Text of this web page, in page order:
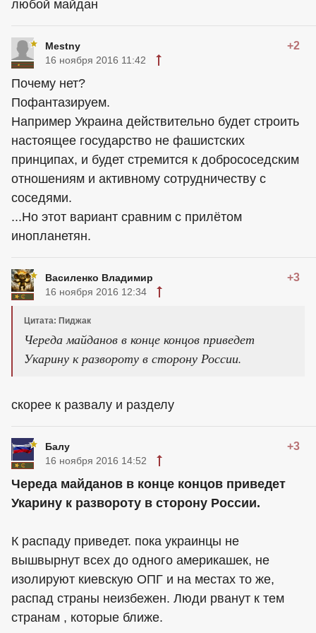
любой майдан
Mestny +2
16 ноября 2016 11:42
Почему нет?
Пофантазируем.
Например Украина действительно будет строить
настоящее государство не фашистских
принципах, и будет стремится к добрососедским
отношениям и активному сотрудничеству с
соседями.
...Но этот вариант сравним с прилётом
инопланетян.
Василенко Владимир +3
16 ноября 2016 12:34
Цитата: Пиджак
Череда майданов в конце концов приведет
Укарину к развороту в сторону России.
скорее к развалу и разделу
Балу +3
16 ноября 2016 14:52
Череда майданов в конце концов приведет
Укарину к развороту в сторону России.
К распаду приведет. пока украинцы не
вышвырнут всех до одного америкашек, не
изолируют киевскую ОПГ и на местах то же,
распад страны неизбежен. Люди рванут к тем
странам , которые ближе.